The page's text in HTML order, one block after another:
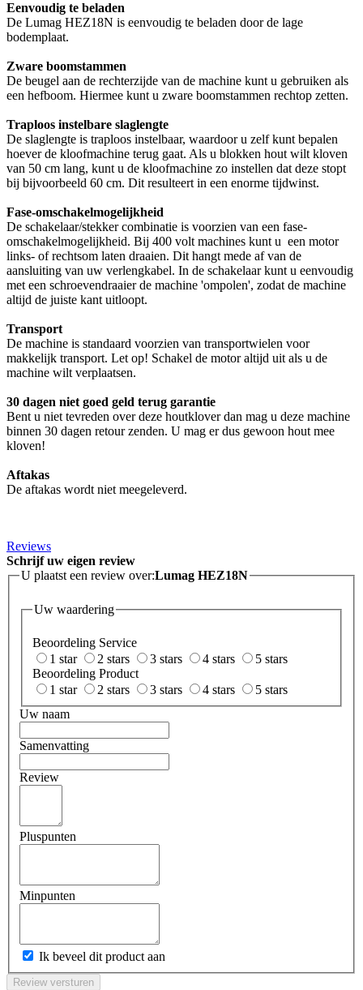
Eenvoudig te beladen
De Lumag HEZ18N is eenvoudig te beladen door de lage
bodemplaat.
Zware boomstammen
De beugel aan de rechterzijde van de machine kunt u gebruiken als
een hefboom. Hiermee kunt u zware boomstammen rechtop zetten.
Traploos instelbare slaglengte
De slaglengte is traploos instelbaar, waardoor u zelf kunt bepalen
hoever de kloofmachine terug gaat. Als u blokken hout wilt kloven
van 50 cm lang, kunt u de kloofmachine zo instellen dat deze stopt
bij bijvoorbeeld 60 cm. Dit resulteert in een enorme tijdwinst.
Fase-omschakelmogelijkheid
De schakelaar/stekker combinatie is voorzien van een fase-
omschakelmogelijkheid. Bij 400 volt machines kunt u een motor
links- of rechtsom laten draaien. Dit hangt mede af van de
aansluiting van uw verlengkabel. In de schakelaar kunt u eenvoudig
met een schroevendraaier de machine 'ompolen', zodat de machine
altijd de juiste kant uitloopt.
Transport
De machine is standaard voorzien van transportwielen voor
makkelijk transport. Let op! Schakel de motor altijd uit als u de
machine wilt verplaatsen.
30 dagen niet goed geld terug garantie
Bent u niet tevreden over deze houtklover dan mag u deze machine
binnen 30 dagen retour zenden. U mag er dus gewoon hout mee
kloven!
Aftakas
De aftakas wordt niet meegeleverd.
Reviews
Schrijf uw eigen review
U plaatst een review over:Lumag HEZ18N
Uw waardering
Beoordeling Service
1 star
2 stars 3 stars 4 stars
5 stars
Beoordeling Product
1 star
2 stars 3 stars 4 stars
5 stars
Uw naam
Samenvatting
Review
Pluspunten
Minpunten
Ik beveel dit product aan
Review versturen